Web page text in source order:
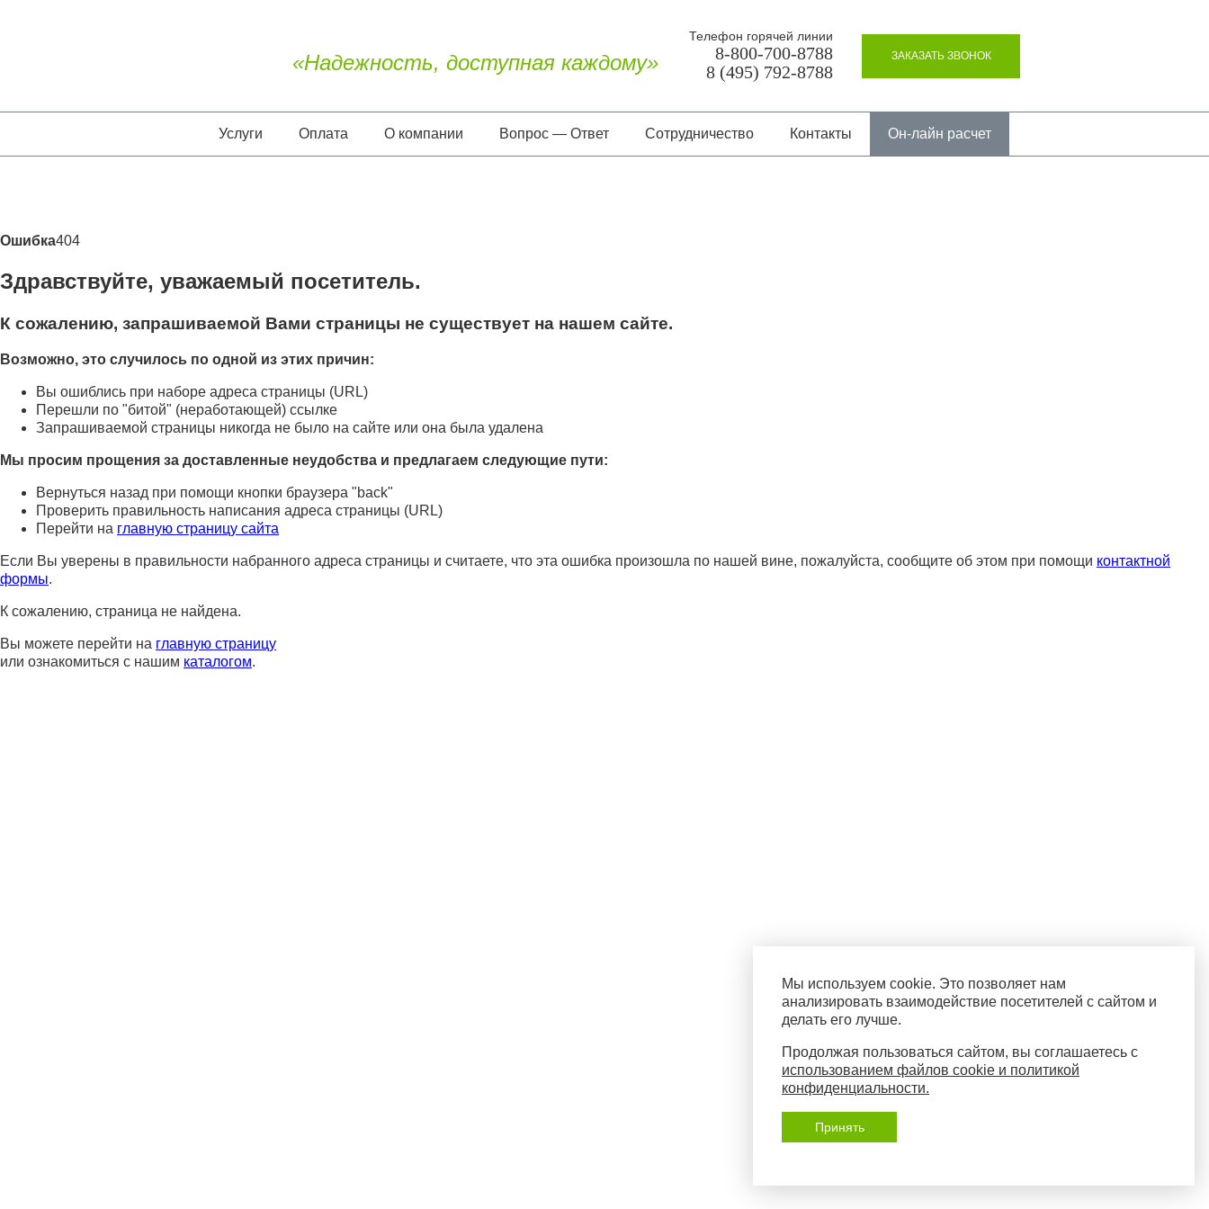
«Надежность, доступная каждому»
Телефон горячей линии
8-800-700-8788
8 (495) 792-8788
ЗАКАЗАТЬ ЗВОНОК
Услуги Оплата О компании Вопрос — Ответ Сотрудничество Контакты Он-лайн расчет
Ошибка404
Здравствуйте, уважаемый посетитель.
К сожалению, запрашиваемой Вами страницы не существует на нашем сайте.
Возможно, это случилось по одной из этих причин:
Вы ошиблись при наборе адреса страницы (URL)
Перешли по "битой" (неработающей) ссылке
Запрашиваемой страницы никогда не было на сайте или она была удалена
Мы просим прощения за доставленные неудобства и предлагаем следующие пути:
Вернуться назад при помощи кнопки браузера "back"
Проверить правильность написания адреса страницы (URL)
Перейти на главную страницу сайта
Если Вы уверены в правильности набранного адреса страницы и считаете, что эта ошибка произошла по нашей вине, пожалуйста, сообщите об этом при помощи контактной
формы.
К сожалению, страница не найдена.
Вы можете перейти на главную страницу
или ознакомиться с нашим каталогом.
Мы используем cookie. Это позволяет нам
анализировать взаимодействие посетителей с сайтом и
делать его лучше.
Продолжая пользоваться сайтом, вы соглашаетесь с
использованием файлов cookie и политикой
конфиденциальности.
Принять